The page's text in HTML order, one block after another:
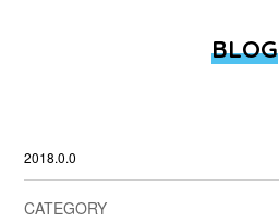
BLOG
2018.0.0
CATEGORY